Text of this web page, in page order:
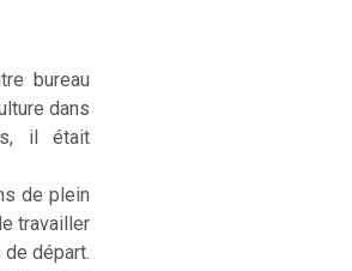
bureau
dans
il était
de plein
travailler
départ.